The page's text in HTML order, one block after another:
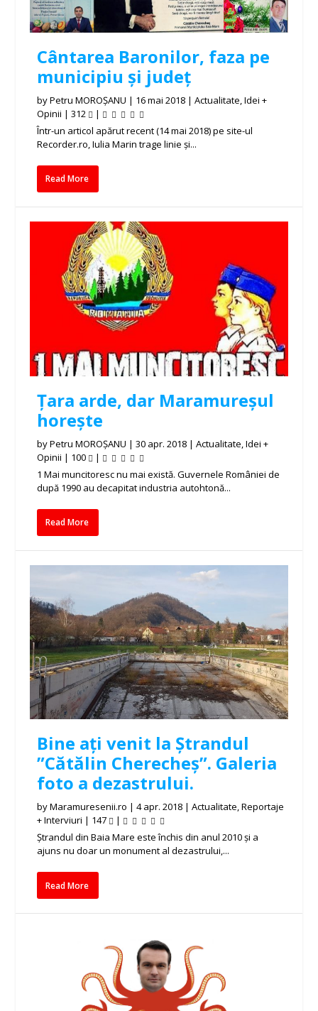
Cântarea Baronilor, faza pe
municipiu și județ
byPetru MOROȘANU | 16 mai 2018 |Actualitate,Idei +
Opinii |312
|
Într-un articol apărut recent (14 mai 2018) pe site-ul
Recorder.ro, Iulia Marin trage linie și...
Read More
Țara arde, dar Maramureșul
horește
byPetru MOROȘANU |30 apr. 2018 |Actualitate ,Idei +
Opinii | 100
|
1 Mai muncitoresc nu mai există. Guvernele României de
după 1990 au decapitat industria autohtonă...
Read More
Bine ați venit la Ștrandul
”Cătălin Cherecheș”. Galeria
foto a dezastrului.
byMaramuresenii.ro |4 apr. 2018 |Actualitate,Reportaje
+ Interviuri | 147
|
Ștrandul din Baia Mare este închis din anul 2010 și a
ajuns nu doar un monument al dezastrului,...
Read More